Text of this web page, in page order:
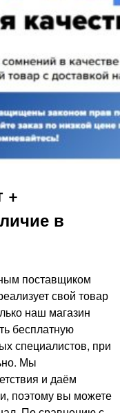
+
в
поставщиком
свой товар
наш магазин
бесплатную
специалистов, при
Мы
и даём
поэтому вы можете